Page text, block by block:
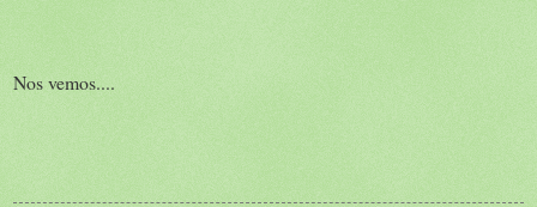
Nos vemos....